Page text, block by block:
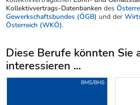
Kollektivvertrags-Datenbanken des
Gewerkschaftsbundes (ÖGB) und der
Österreich (WKÖ).
Diese Berufe könnten Sie
interessieren ...
Uber weitere Berufsvorschläge
BMS/BHS